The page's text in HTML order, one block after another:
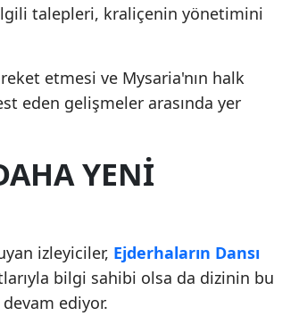
talepleri, kraliçenin yönetimini
etmesi ve Mysaria'nın halk
eden gelişmeler arasında yer
YENI
izleyiciler, Ejderhaların Dansı
bilgi sahibi olsa da dizinin bu
ediyor.